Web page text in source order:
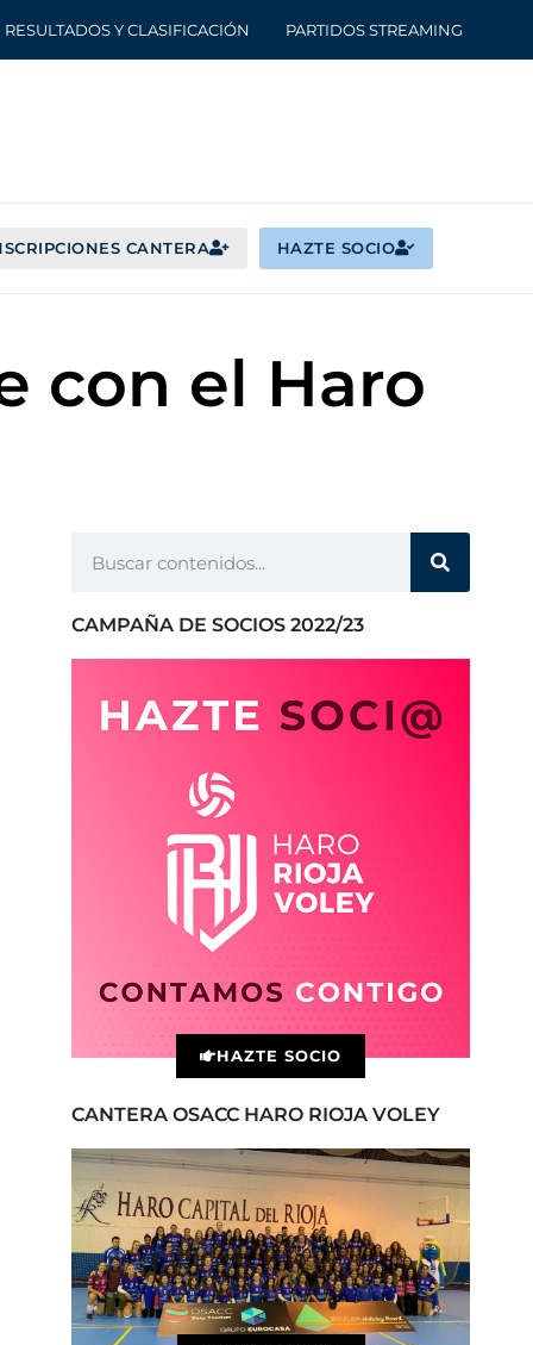
RESULTADOS Y CLASIFICACIÓN PARTIDOS STREAMING
CANTERA HAZTE SOCIO
con el Haro
CAMPAÑA DE SOCIOS 2022/23
HAZTE SOCIO
CANTERA OSACC HARO RIOJA VOLEY